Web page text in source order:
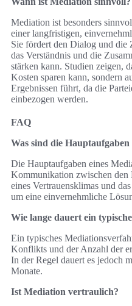
Mediation ist besonders
einer langfristigen,
Sie fördert den Dialog und die
das Verständnis und die
stärken kann. Studien zeigen,
Kosten sparen kann, sondern
Ergebnissen führt, da die
einbezogen werden.
FAQ
Was sind die Hauptaufgaben
Die Hauptaufgaben eines
Kommunikation zwischen den
eines Vertrauensklimas und
um eine einvernehmliche
Wie lange dauert ein
Ein typisches
Konflikts und der Anzahl der
In der Regel dauert es jedoch
Monate.
Ist Mediation vertraulich?